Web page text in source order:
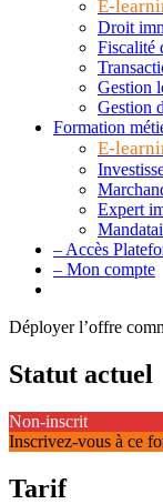
E-
Droit
Fiscalité
Gestion
Gestion
Formation
E-
Expert
– Accès
– Mon compte
Déployer l’offre
Statut actuel
Non-inscrit
Inscrivez-vous à ce
Tarif